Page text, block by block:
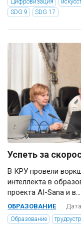
Цифровизация
SDG 9
SDG 17
Успеть за
В КРУ провели
интеллекта в
проекта AI-Sana и в...
ОБРАЗОВАНИЕ
Образование